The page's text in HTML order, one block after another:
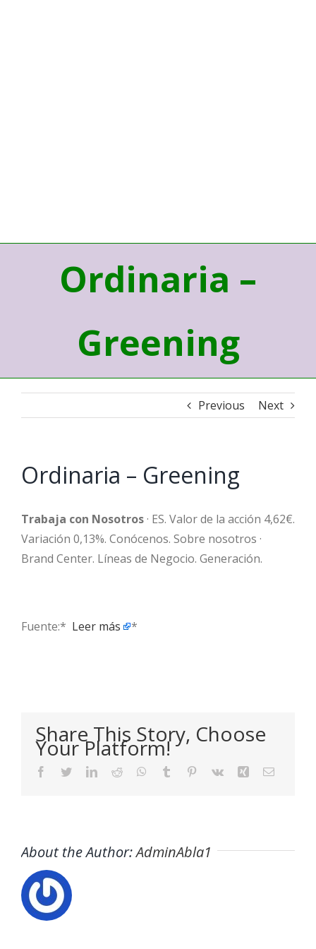
Ordinaria –
Greening
Previous Next
Ordinaria – Greening
Trabaja con Nosotros· ES. Valor de la acción 4,62€.
Variación 0,13%. Conócenos. Sobre nosotros ·
Brand Center. Líneas de Negocio. Generación.
Fuente:* ​ Leer más *
Share This Story, Choose
Your Platform!
Facebook
TwitterLinkedIn
Reddit WhatsApp
Tumblr Pinterest
Vk Xing Email
About the Author:AdminAbla1